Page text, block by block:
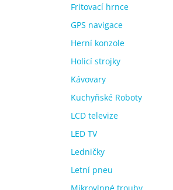
Fritovací hrnce
GPS navigace
Herní konzole
Holicí strojky
Kávovary
Kuchyňské Roboty
LCD televize
LED TV
Ledničky
Letní pneu